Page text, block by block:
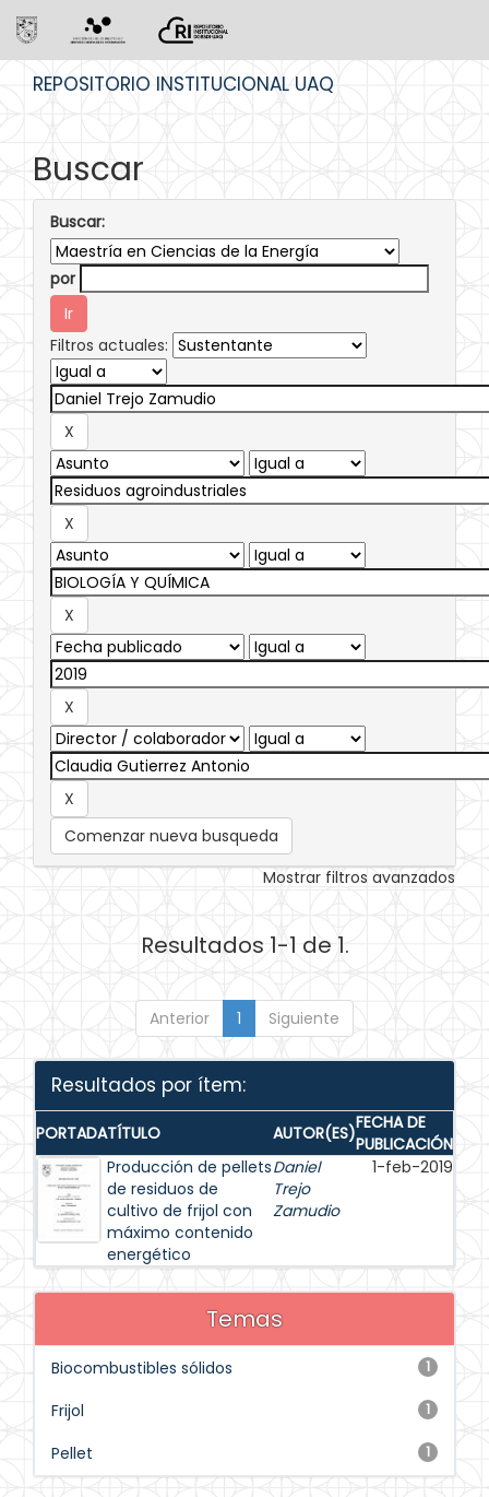
REPOSITORIO INSTITUCIONAL UAQ
Buscar
Buscar:
por
Filtros actuales:
Comenzar nueva busqueda
Mostrar filtros avanzados
Resultados 1-1 de 1.
Anterior 1 Siguiente
Resultados por ítem:
PORTADATÍTULO AUTOR(ES)FECHA DE
PUBLICACIÓN
Producción de pellets
de residuos de
cultivo de frijol con
máximo contenido
energético
Daniel
Trejo
Zamudio
1-feb-2019
Temas
1
Biocombustibles sólidos
1
Frijol
1
Pellet